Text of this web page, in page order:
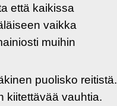
että kaikissa
vaikka
muihin
puolisko reitistä.
kiitettävää vauhtia.